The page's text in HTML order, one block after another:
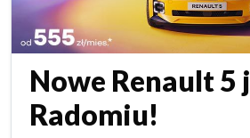
Nowe Renault 5
Radomiu!